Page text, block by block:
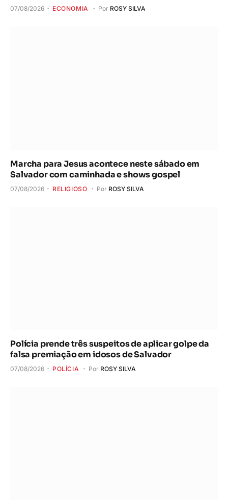
07/08/2026 ECONOMIA Por ROSY SILVA
Marcha para Jesus acontece neste sábado em
Salvador com caminhada e shows gospel
07/08/2026 RELIGIOSO Por ROSY SILVA
Polícia prende três suspeitos de aplicar golpe da
falsa premiação em idosos de Salvador
07/08/2026 POLÍCIA Por ROSY SILVA